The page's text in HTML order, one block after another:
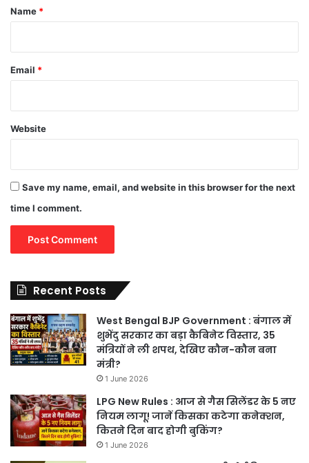
*
Name *
Email *
Website
Save my name, email, and website in this browser for the next
time I comment.
Recent Posts
West Bengal BJP Government : बंगाल में
शुभेंदु सरकार का बड़ा कैबिनेट विस्तार, 35
मंत्रियों ने ली शपथ, देखिए कौन-कौन बना
मंत्री?
1 June 2026
LPG New Rules : आज से गैस सिलेंडर के 5 नए
नियम लागू! जानें किसका कटेगा कनेक्शन,
कितने दिन बाद होगी बुकिंग?
1 June 2026